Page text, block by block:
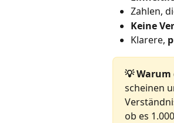
Zahlen,
Keine
Klarere,
💡
scheinen
ob es